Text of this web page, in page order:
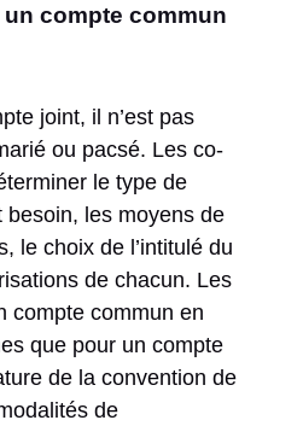
compte commun
joint, il n’est pas
ou pacsé. Les co-
le type de
besoin, les moyens de
le choix de l’intitulé du
de chacun. Les
compte commun en
que pour un compte
de la convention de
de